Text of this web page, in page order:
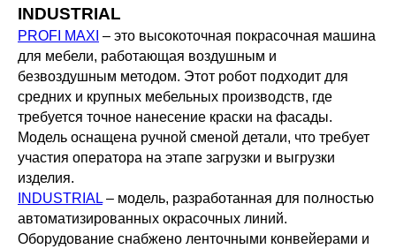
INDUSTRIAL
PROFI MAXI – это высокоточная покрасочная машина
для мебели, работающая воздушным и
безвоздушным методом. Этот робот подходит для
средних и крупных мебельных производств, где
требуется точное нанесение краски на фасады.
Модель оснащена ручной сменой детали, что требует
участия оператора на этапе загрузки и выгрузки
изделия.
INDUSTRIAL – модель, разработанная для полностью
автоматизированных окрасочных линий.
Оборудование снабжено ленточными конвейерами и